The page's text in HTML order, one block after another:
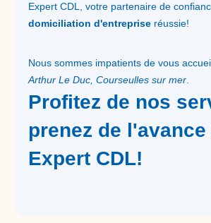
Expert CDL, votre partenaire de
domiciliation d'entreprise réussie!
Nous sommes impatients de vous
Arthur Le Duc, Courseulles sur mer
Profitez de nos
prenez de l'avance
Expert CDL!